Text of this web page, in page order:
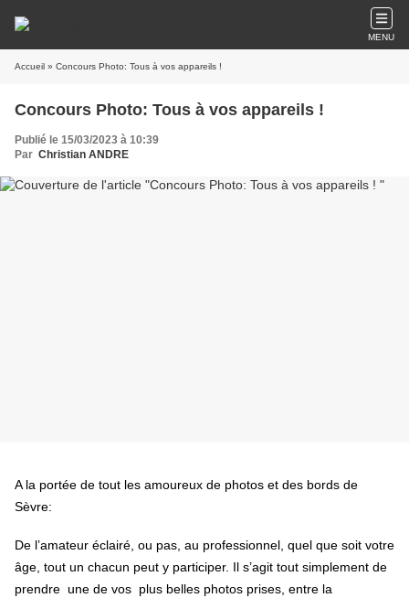
MENU
Accueil » Concours Photo: Tous à vos appareils !
Concours Photo: Tous à vos appareils !
Publié le 15/03/2023 à 10:39
Par Christian ANDRE
A la portée de tout les amoureux de photos et des bords de
Sèvre:
De l’amateur éclairé, ou pas, au professionnel, quel que soit votre
âge, tout un chacun peut y participer. Il s’agit tout simplement de
prendre une de vos plus belles photos prises, entre la